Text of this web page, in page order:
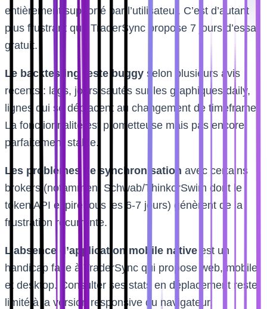
entièrement supporté par l’utilisateur. C’est d’autant
plus frustrant que TraderSync propose 7 jours d’essai
gratuit.
Le backtesting reste buggy selon plusieurs avis
récents : lags, jours sautés sur les graphiques daily,
lignes qui se déplacent au changement de timeframe.
La fonctionnalité est prometteuse mais pas encore
parfaitement stable.
Les problèmes de synchronisation avec certains
brokers (notamment Schwab/ThinkorSwim dont le
token API expire tous les 6-7 jours) génèrent de la
frustration récurrente.
L’absence d’application mobile native est un
handicap face à TraderSync qui propose web, mobile
et desktop. Consulter ses stats en déplacement reste
limité à la version responsive du navigateur.